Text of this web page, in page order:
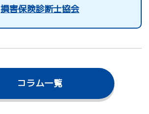
損害保険診断士協会
コラム一覧